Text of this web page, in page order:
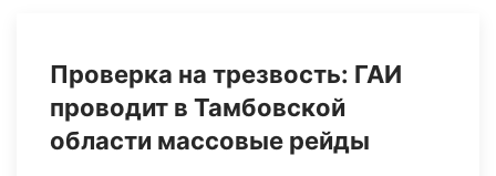
Проверка на трезвость: ГАИ
проводит в Тамбовской
области массовые рейды